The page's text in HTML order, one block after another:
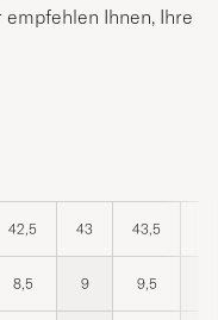
Ihnen, Ihre
42,5 43 43,5
8,5 9 9,5